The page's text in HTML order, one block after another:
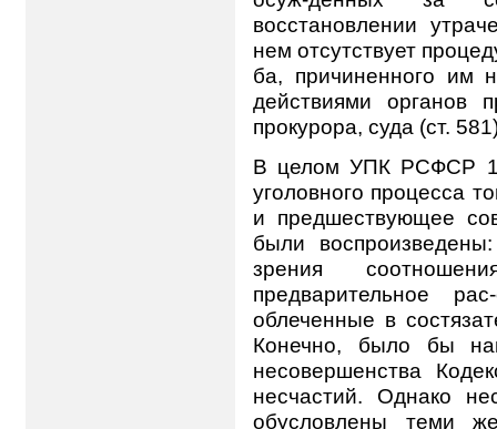
восстановлении
нем отсутствует
ба, причиненного им
действиями органов
прокурора, суда (ст.
В целом УПК РСФСР
уголовного процесса
и предшествующее
были
зрения
предварительное
облеченные в
Конечно, было бы
несовершенства
несчастий. Однако
обусловлены теми